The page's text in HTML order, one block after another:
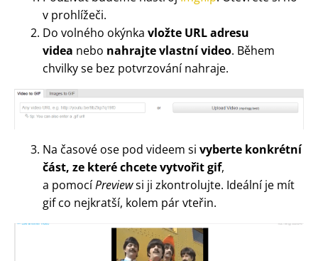
v prohlížeči.
Do volného okýnka vložte URL adresu
videa nebo nahrajte vlastní video. Během
chvilky se bez potvrzování nahraje.
Na časové ose pod videem si vyberte konkrétní
část, ze které chcete vytvořit gif,
a pomocíPreviewsi ji zkontrolujte. Ideální je mít
gif co nejkratší, kolem pár vteřin.